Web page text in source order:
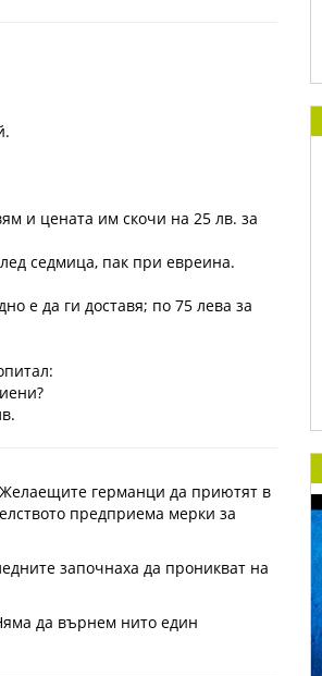
и цената им скочи на 25 лв. за
седмица, пак при евреина.
е да ги доставя; по 75 лева за
германци да приютят в
предприема мерки за
започнаха да проникват на
да върнем нито един